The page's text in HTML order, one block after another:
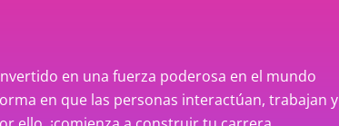
en una fuerza poderosa en el mundo
en que las personas interactúan, trabajan y